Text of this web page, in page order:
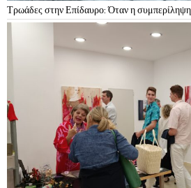
Τρωάδες στην Επίδαυρο: Όταν η συμπερίληψη